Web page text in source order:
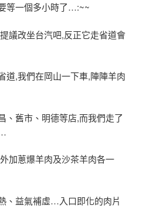
等一個多小時了…:~~
議改坐台汽吧,反正它走省道會
道,我們在岡山一下車,陣陣羊肉
、舊市、明德等店,而我們走了
加蔥爆羊肉及沙茶羊肉各一
、益氣補虛…入口即化的肉片